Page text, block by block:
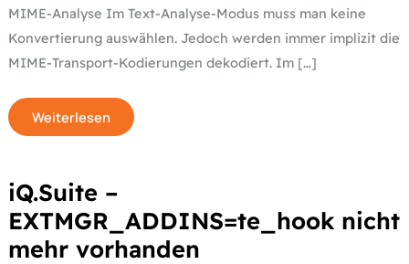
MIME-Analyse Im Text-Analyse-Modus muss man keine
Konvertierung auswählen. Jedoch werden immer implizit die
MIME-Transport-Kodierungen dekodiert. Im […]
Weiterlesen
iQ.Suite –
EXTMGR_ADDINS=te_hook nicht
mehr vorhanden
iQ.Suite
–
EXTMGR_ADDINS=te_hook
nicht
mehr
vorhanden